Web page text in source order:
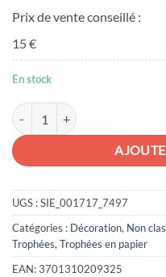
Prix de vente conseillé :
15 €
En stock
quantité de Rouge gorge en
UGS :SIE_001717_7497
Catégories : Décoration, Non
Trophées, Trophées en papier
EAN:3701310209325